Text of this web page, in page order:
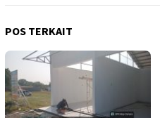
POS TERKAIT